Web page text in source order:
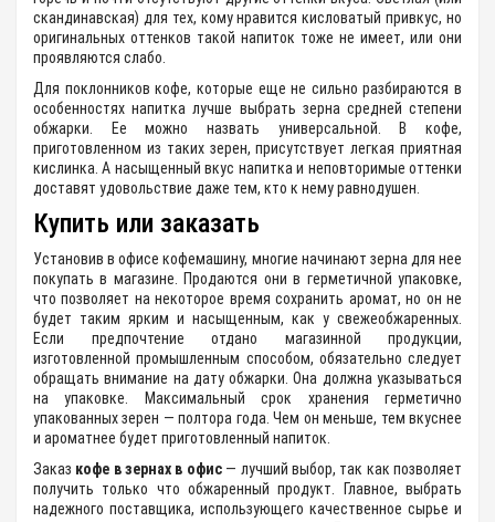
скандинавская) для тех, кому нравится кисловатый привкус, но
оригинальных оттенков такой напиток тоже не имеет, или они
проявляются слабо.
Для поклонников кофе, которые еще не сильно разбираются в
особенностях напитка лучше выбрать зерна средней степени
обжарки. Ее можно назвать универсальной. В кофе,
приготовленном из таких зерен, присутствует легкая приятная
кислинка. А насыщенный вкус напитка и неповторимые оттенки
доставят удовольствие даже тем, кто к нему равнодушен.
Купить или заказать
Установив в офисе кофемашину, многие начинают зерна для нее
покупать в магазине. Продаются они в герметичной упаковке,
что позволяет на некоторое время сохранить аромат, но он не
будет таким ярким и насыщенным, как у свежеобжаренных.
Если предпочтение отдано магазинной продукции,
изготовленной промышленным способом, обязательно следует
обращать внимание на дату обжарки. Она должна указываться
на упаковке. Максимальный срок хранения герметично
упакованных зерен — полтора года. Чем он меньше, тем вкуснее
и ароматнее будет приготовленный напиток.
Заказ кофе в зернах в офис— лучший выбор, так как позволяет
получить только что обжаренный продукт. Главное, выбрать
надежного поставщика, использующего качественное сырье и